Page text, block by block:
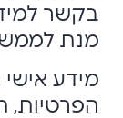
בקשר
מנת לממש
מידע